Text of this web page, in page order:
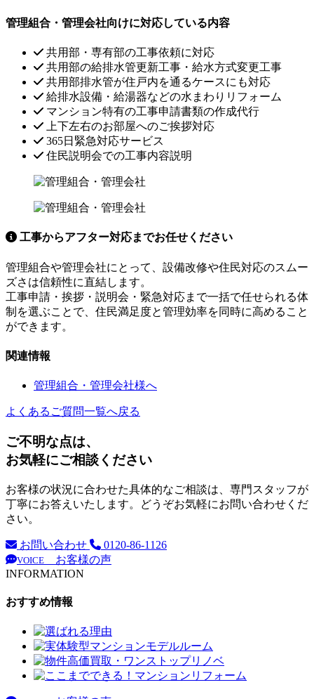
管理組合・管理会社向けに対応している内容
共用部・専有部の工事依頼に対応
共用部の給排水管更新工事・給水方式変更工事
共用部排水管が住戸内を通るケースにも対応
給排水設備・給湯器などの水まわりリフォーム
マンション特有の工事申請書類の作成代行
上下左右のお部屋へのご挨拶対応
365日緊急対応サービス
住民説明会での工事内容説明
工事からアフター対応までお任せください
管理組合や管理会社にとって、設備改修や住民対応のスムー
ズさは信頼性に直結します。
工事申請・挨拶・説明会・緊急対応まで一括で任せられる体
制を選ぶことで、住民満足度と管理効率を同時に高めること
ができます。
関連情報
管理組合・管理会社様へ
よくあるご質問一覧へ戻る
ご不明な点は、
お気軽にご相談ください
お客様の状況に合わせた具体的なご相談は、専門スタッフが
丁寧にお答えいたします。どうぞお気軽にお問い合わせくだ
さい。
お問い合わせ 0120-86-1126
VOICE
お客様の声
INFORMATION
おすすめ情報